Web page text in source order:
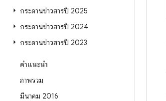
กระดานข่าวสารปี 2025
กระดานข่าวสารปี 2024
กระดานข่าวสารปี 2023
คำแนะนำ
ภาพรวม
มีนาคม 2016